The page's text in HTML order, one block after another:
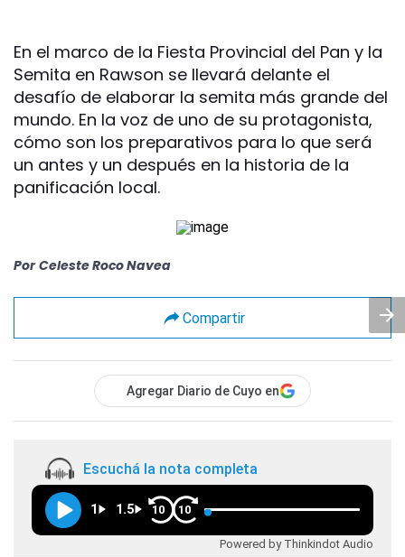
En el marco de la Fiesta Provincial del Pan y la
Semita en Rawson se llevará delante el
desafío de elaborar la semita más grande del
mundo. En la voz de uno de su protagonista,
cómo son los preparativos para lo que será
un antes y un después en la historia de la
panificación local.
Por Celeste Roco Navea
Compartir
Agregar Diario de Cuyo en
Escuchá la nota completa
1 1.5 10 10
Powered by Thinkindot Audio